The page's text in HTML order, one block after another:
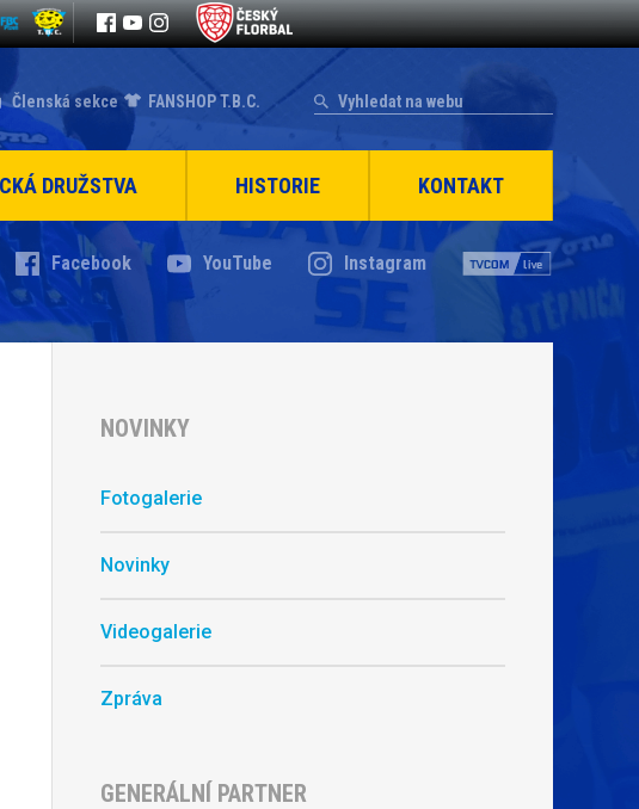
Členská sekce FANSHOP T.B.C.
DRUŽSTVA HISTORIE KONTAKT
Facebook YouTube Instagram
NOVINKY
Fotogalerie
Novinky
Videogalerie
Zpráva
GENERÁLNÍ PARTNER